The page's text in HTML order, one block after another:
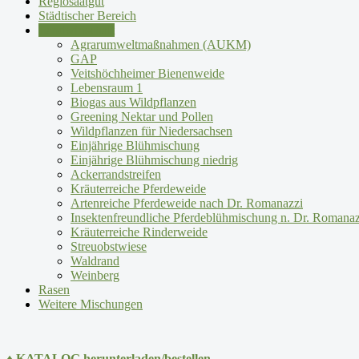
Städtischer Bereich
Agrarumweltmaßnahmen (AUKM)
GAP
Veitshöchheimer Bienenweide
Lebensraum 1
Biogas aus Wildpflanzen
Greening Nektar und Pollen
Wildpflanzen für Niedersachsen
Einjährige Blühmischung
Einjährige Blühmischung niedrig
Ackerrandstreifen
Kräuterreiche Pferdeweide
Artenreiche Pferdeweide nach Dr. Romanazzi
Insektenfreundliche Pferdeblühmischung n. Dr.
Kräuterreiche Rinderweide
Streuobstwiese
Waldrand
Weinberg
Rasen
Weitere Mischungen